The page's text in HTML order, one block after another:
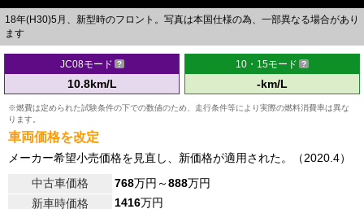
18年(H30)5月、新型時のフロント。写真は本国仕様の為、一部異なる場合があり
ます
JC08モード
10.8km/L
10・15モード
-km/L
※燃費は定められた試験条件の下での数値のため、走行条件等により実際の燃料消費率は異な
ります。
車両価格を改定
メーカー希望小売価格を見直し、新価格が適用された。（2020.4）
中古車価格
768万円～888万円
新車時価格
1416万円